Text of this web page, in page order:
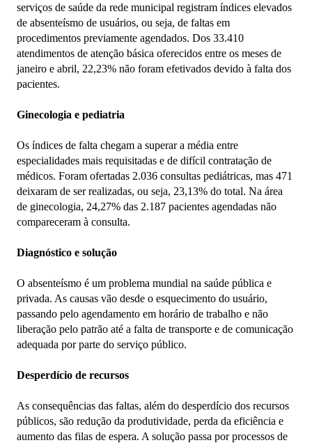
serviços de saúde da rede municipal registram índices elevados
de absenteísmo de usuários, ou seja, de faltas em
procedimentos previamente agendados. Dos 33.410
atendimentos de atenção básica oferecidos entre os meses de
janeiro e abril, 22,23% não foram efetivados devido à falta dos
pacientes.
Ginecologia e pediatria
Os índices de falta chegam a superar a média entre
especialidades mais requisitadas e de difícil contratação de
médicos. Foram ofertadas 2.036 consultas pediátricas, mas 471
deixaram de ser realizadas, ou seja, 23,13% do total. Na área
de ginecologia, 24,27% das 2.187 pacientes agendadas não
compareceram à consulta.
Diagnóstico e solução
O absenteísmo é um problema mundial na saúde pública e
privada. As causas vão desde o esquecimento do usuário,
passando pelo agendamento em horário de trabalho e não
liberação pelo patrão até a falta de transporte e de comunicação
adequada por parte do serviço público.
Desperdício de recursos
As consequências das faltas, além do desperdício dos recursos
públicos, são redução da produtividade, perda da eficiência e
aumento das filas de espera. A solução passa por processos de